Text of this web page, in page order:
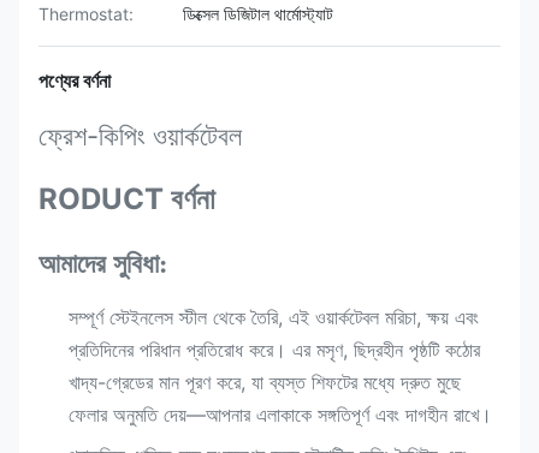
Thermostat:
ডিক্সেল ডিজিটাল থার্মোস্ট্যাট
পণ্যের বর্ণনা
ফ্রেশ-কিপিং ওয়ার্কটেবল
RODUCT বর্ণনা
আমাদের সুবিধা:
সম্পূর্ণ স্টেইনলেস স্টীল থেকে তৈরি, এই ওয়ার্কটেবল মরিচা, ক্ষয় এবং
প্রতিদিনের পরিধান প্রতিরোধ করে। এর মসৃণ, ছিদ্রহীন পৃষ্ঠটি কঠোর
খাদ্য-গ্রেডের মান পূরণ করে, যা ব্যস্ত শিফটের মধ্যে দ্রুত মুছে
ফেলার অনুমতি দেয়—আপনার এলাকাকে সঙ্গতিপূর্ণ এবং দাগহীন রাখে।